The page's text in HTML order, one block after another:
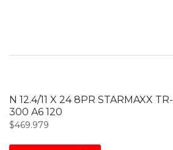
N 12.4/11 X 24 8PR STARMAXX TR-
300 A6 120
$469.979